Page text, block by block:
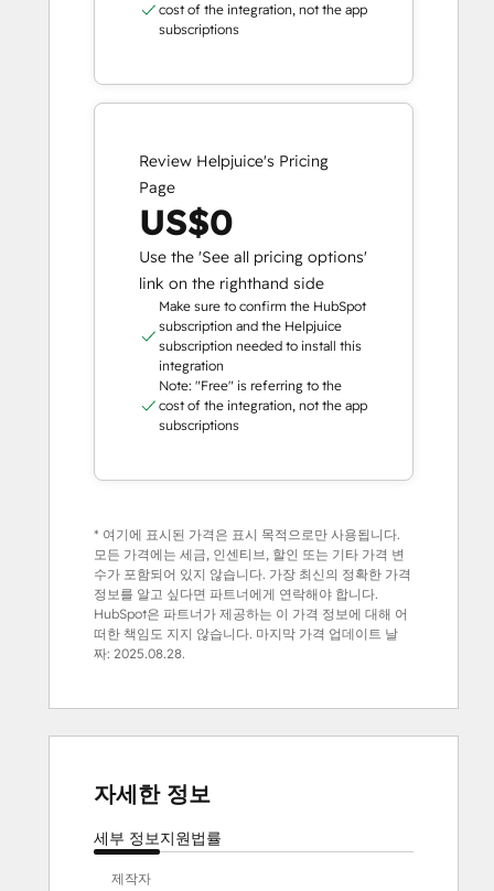
cost of the integration, not the app
subscriptions
Review Helpjuice's Pricing
Page
US$0
Use the 'See all pricing options'
link on the righthand side
Make sure to confirm the HubSpot
subscription and the Helpjuice
subscription needed to install this
integration
Note: "Free" is referring to the
cost of the integration, not the app
subscriptions
* 여기에 표시된 가격은 표시 목적으로만 사용됩니다.
모든 가격에는 세금, 인센티브, 할인 또는 기타 가격 변
수가 포함되어 있지 않습니다. 가장 최신의 정확한 가격
정보를 알고 싶다면 파트너에게 연락해야 합니다.
HubSpot은 파트너가 제공하는 이 가격 정보에 대해 어
떠한 책임도 지지 않습니다. 마지막 가격 업데이트 날
짜: 2025.08.28.
자세한 정보
세부 정보지원법률
제작자